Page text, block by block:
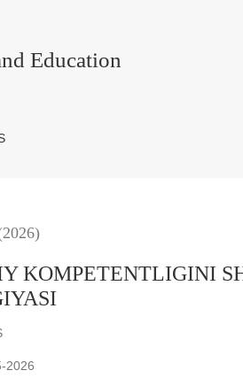
Education
KOMPETENTLIGINI
2026